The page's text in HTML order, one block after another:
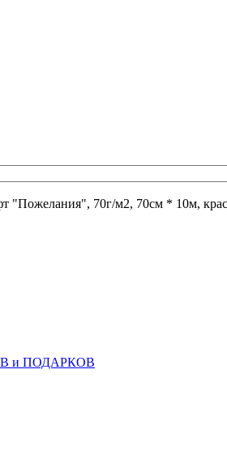
"Пожелания", 70г/м2, 70см * 10м,
и ПОДАРКОВ